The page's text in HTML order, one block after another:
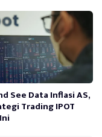
See Data Inflasi AS,
Trading IPOT